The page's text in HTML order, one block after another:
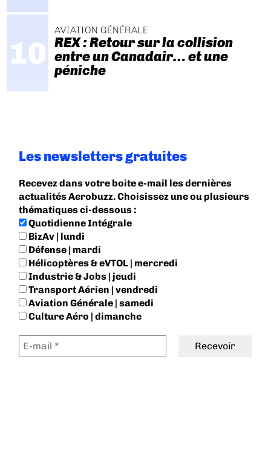
AVIATION GÉNÉRALE
REX : Retour sur la collision
entre un Canadair… et une
péniche
Les newsletters gratuites
Recevez dans votre boite e-mail les dernières
actualités Aerobuzz. Choisissez une ou plusieurs
thématiques ci-dessous :
Quotidienne Intégrale
BizAv | lundi
Défense | mardi
Hélicoptères & eVTOL | mercredi
Industrie & Jobs | jeudi
Transport Aérien | vendredi
Aviation Générale | samedi
Culture Aéro | dimanche